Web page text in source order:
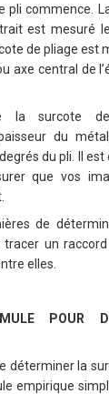
pli commence.
est mesuré
de pliage est
axe central de
la surcote
du
du pli. Il
que vos
de
un
elles.
POUR
déterminer la
empirique